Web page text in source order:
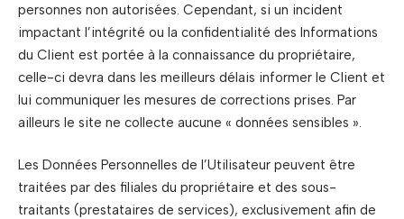
personnes non autorisées. Cependant, si un incident
impactant l’intégrité ou la confidentialité des Informations
du Client est portée à la connaissance du propriétaire,
celle-ci devra dans les meilleurs délais informer le Client et
lui communiquer les mesures de corrections prises. Par
ailleurs le site ne collecte aucune « données sensibles ».
Les Données Personnelles de l’Utilisateur peuvent être
traitées par des filiales du propriétaire et des sous-
traitants (prestataires de services), exclusivement afin de